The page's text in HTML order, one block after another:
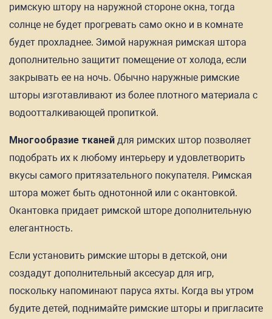
римскую штору на наружной стороне окна, тогда
солнце не будет прогревать само окно и в комнате
будет прохладнее. Зимой наружная римская штора
дополнительно защитит помещение от холода, если
закрывать ее на ночь. Обычно наружные римские
шторы изготавливают из более плотного материала с
водоотталкивающей пропиткой.
Многообразие тканей для римских штор позволяет
подобрать их к любому интерьеру и удовлетворить
вкусы самого притязательного покупателя. Римская
штора может быть однотонной или с окантовкой.
Окантовка придает римской шторе дополнительную
елегантность.
Если установить римские шторы в детской, они
создадут дополнительный аксесуар для игр,
поскольку напоминают паруса яхты. Когда вы утром
будите детей, поднимайте римские шторы и пригласите